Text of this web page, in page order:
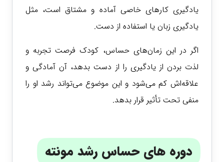
یادگیری کارهای خاصی آماده و مشتاق است، مثل
یادگیری زبان یا استفاده از دست.
اگر در این زمان‌های حساس، کودک فرصت تجربه و
لذت بردن از یادگیری را از دست بدهد، آن آمادگی و
علاقه‌اش کم می‌شود و این موضوع می‌تواند رشد او را
منفی تحت تأثیر قرار بدهد.
دوره های حساس رشد مونته